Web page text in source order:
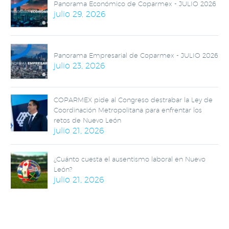
Panorama Económico de Coparmex - JULIO 2026
julio 29, 2026
Panorama Empresarial de Coparmex - JULIO 2026
julio 23, 2026
COPARMEX pide al Congreso destrabar la Ley de
Coordinación Metropolitana para enfrentar los
retos de Nuevo León
julio 21, 2026
¿Cuánto cuesta el ausentismo laboral en Nuevo
León?
julio 21, 2026